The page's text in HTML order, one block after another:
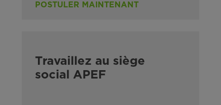
POSTULER MAINTENANT
Travaillez au siège
social APEF